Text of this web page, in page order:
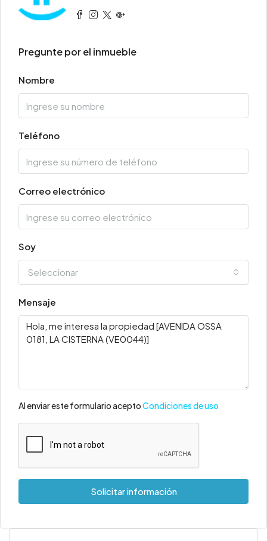
Pregunte por el inmueble
Nombre
Teléfono
Correo electrónico
Soy
Seleccionar
Mensaje
Al enviar este formulario aceptoCondiciones de uso
Solicitar información